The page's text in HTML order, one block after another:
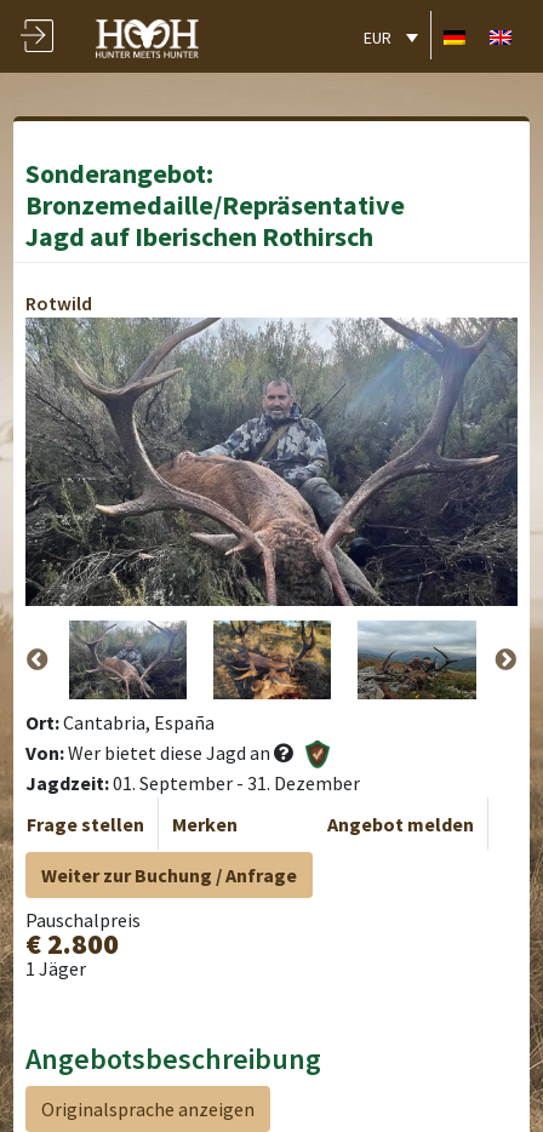
EUR
Sonderangebot:
Bronzemedaille/Repräsentative
Jagd auf Iberischen Rothirsch
Rotwild
Ort:Cantabria, España
Von:Wer bietet diese Jagd an
Jagdzeit:01. September - 31. Dezember
Frage stellen
Merken Angebot melden
Weiter zur Buchung / Anfrage
Pauschalpreis
€ 2.800
1 Jäger
Angebotsbeschreibung
Originalsprache anzeigen